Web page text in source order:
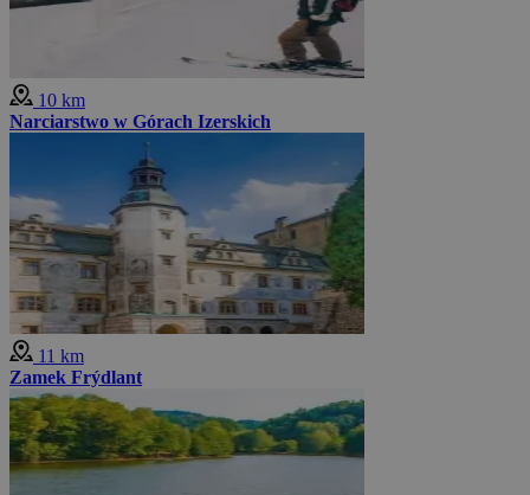
10 km
Narciarstwo w Górach Izerskich
11 km
Zamek Frýdlant